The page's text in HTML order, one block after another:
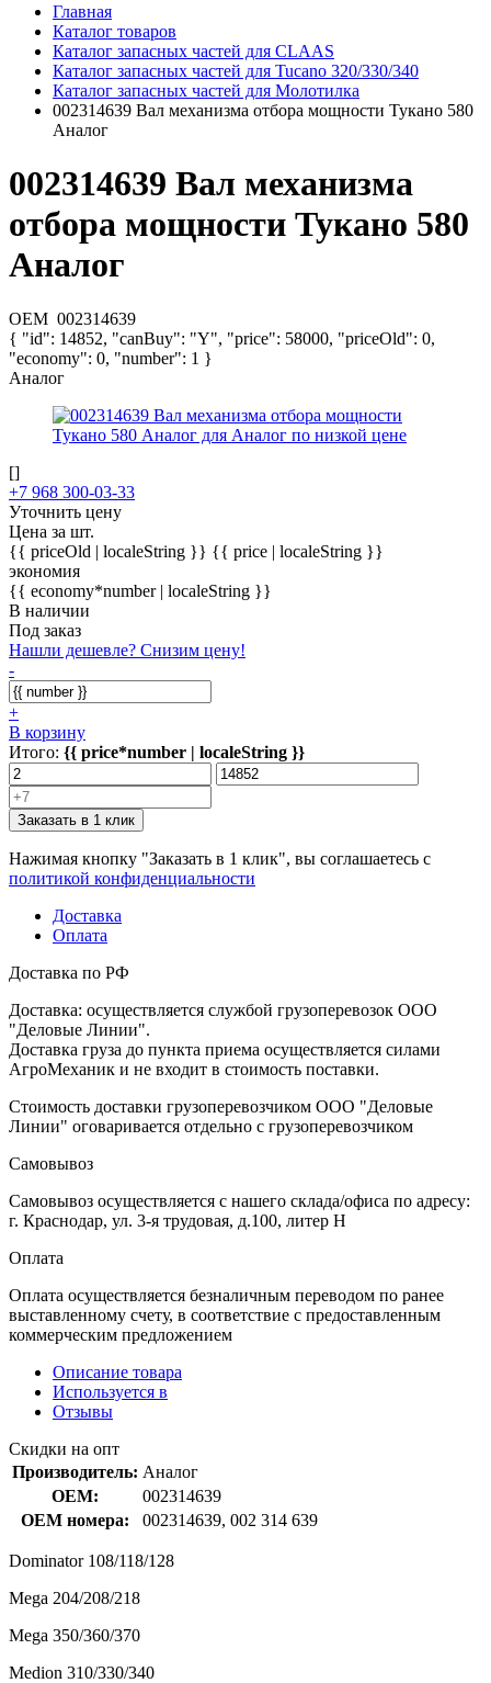
Главная
Каталог товаров
Каталог запасных частей для CLAAS
Каталог запасных частей для Tucano 320/330/340
Каталог запасных частей для Молотилка
002314639 Вал механизма отбора мощности Тукано 580
Аналог
002314639 Вал механизма
отбора мощности Тукано 580
Аналог
OEM 002314639
{ "id": 14852, "canBuy": "Y", "price": 58000, "priceOld": 0,
"economy": 0, "number": 1 }
Аналог
[]
+7 968 300-03-33
Уточнить цену
Цена за шт.
{{ priceOld | localeString }} {{ price | localeString }}
экономия
{{ economy*number | localeString }}
В наличии
Под заказ
Нашли дешевле? Снизим цену!
-
+
В корзину
Итого: {{ price*number | localeString }}
Заказать в 1 клик
Нажимая кнопку "Заказать в 1 клик", вы соглашаетесь с
политикой конфиденциальности
Доставка
Оплата
Доставка по РФ
Доставка: осуществляется службой грузоперевозок ООО
"Деловые Линии".
Доставка груза до пункта приема осуществляется силами
АгроМеханик и не входит в стоимость поставки.
Стоимость доставки грузоперевозчиком ООО "Деловые
Линии" оговаривается отдельно с грузоперевозчиком
Самовывоз
Самовывоз осуществляется с нашего склада/офиса по адресу:
г. Краснодар, ул. 3-я трудовая, д.100, литер Н
Оплата
Оплата осуществляется безналичным переводом по ранее
выставленному счету, в соответствие с предоставленным
коммерческим предложением
Описание товара
Используется в
Отзывы
Скидки на опт
Производитель: Аналог
OEM:
002314639
OEM номера:
002314639, 002 314 639
Dominator 108/118/128
Mega 204/208/218
Mega 350/360/370
Medion 310/330/340